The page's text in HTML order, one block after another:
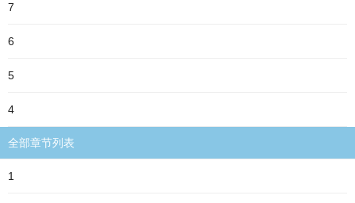
7
6
5
4
全部章节列表
1